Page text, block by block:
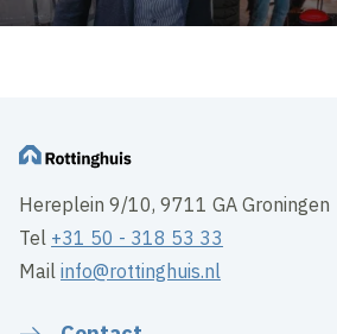
Hereplein 9/10, 9711 GA Groningen
Tel +31 50 - 318 53 33
Mailinfo@rottinghuis.nl